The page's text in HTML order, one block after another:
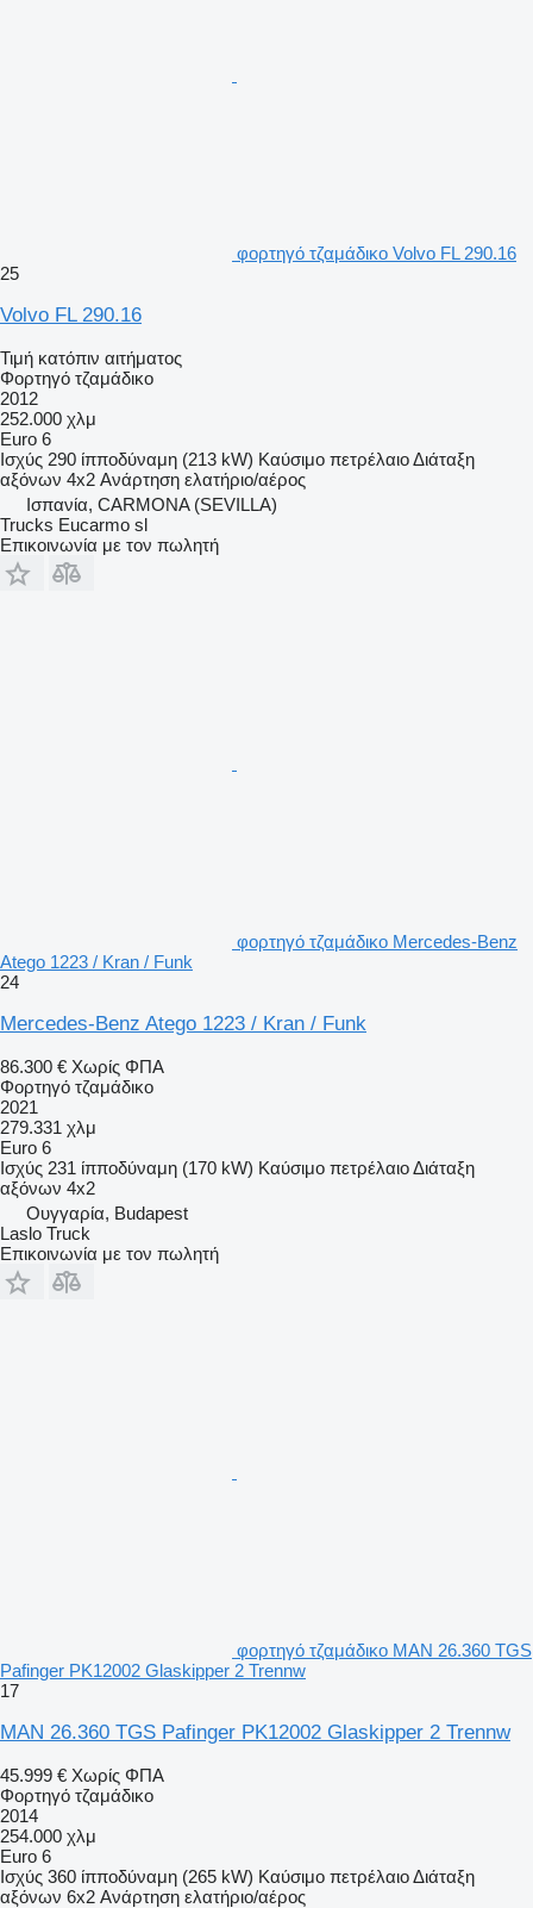
φορτηγό τζαμάδικο Volvo FL 290.16
25
Volvo FL 290.16
Τιμή κατόπιν αιτήματος
Φορτηγό τζαμάδικο
2012
252.000 χλμ
Euro 6
Ισχύς 290 ίπποδύναμη (213 kW) Καύσιμο πετρέλαιοΔιάταξη
αξόνων 4x2 Ανάρτηση ελατήριο/αέρος
Ισπανία, CARMONA (SEVILLA)
Trucks Eucarmo sl
Επικοινωνία με τον πωλητή
φορτηγό τζαμάδικο Mercedes-Benz
Atego 1223 / Kran / Funk
24
Mercedes-Benz Atego 1223 / Kran / Funk
86.300 € Χωρίς ΦΠΑ
Φορτηγό τζαμάδικο
2021
279.331 χλμ
Euro 6
Ισχύς 231 ίπποδύναμη (170 kW) Καύσιμο πετρέλαιοΔιάταξη
αξόνων 4x2
Ουγγαρία, Budapest
Laslo Truck
Επικοινωνία με τον πωλητή
φορτηγό τζαμάδικο MAN 26.360 TGS
Pafinger PK12002 Glaskipper 2 Trennw
17
MAN 26.360 TGS Pafinger PK12002 Glaskipper 2 Trennw
45.999 € Χωρίς ΦΠΑ
Φορτηγό τζαμάδικο
2014
254.000 χλμ
Euro 6
Ισχύς 360 ίπποδύναμη (265 kW) Καύσιμο πετρέλαιοΔιάταξη
αξόνων 6x2 Ανάρτηση ελατήριο/αέρος